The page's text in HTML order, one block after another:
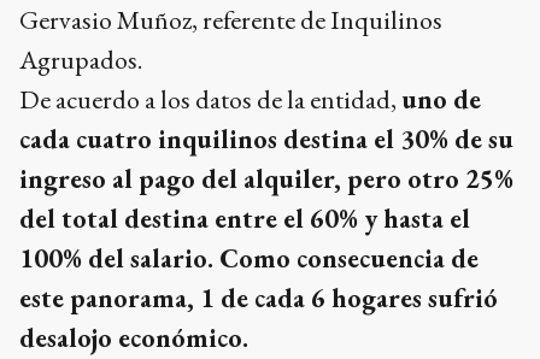
Gervasio Muñoz, referente de Inquilinos
Agrupados.
De acuerdo a los datos de la entidad,uno de
cada cuatro inquilinos destina el 30% de su
ingreso al pago del alquiler, pero otro 25%
del total destina entre el 60% y hasta el
100% del salario. Como consecuencia de
este panorama, 1 de cada 6 hogares sufrió
desalojo económico.